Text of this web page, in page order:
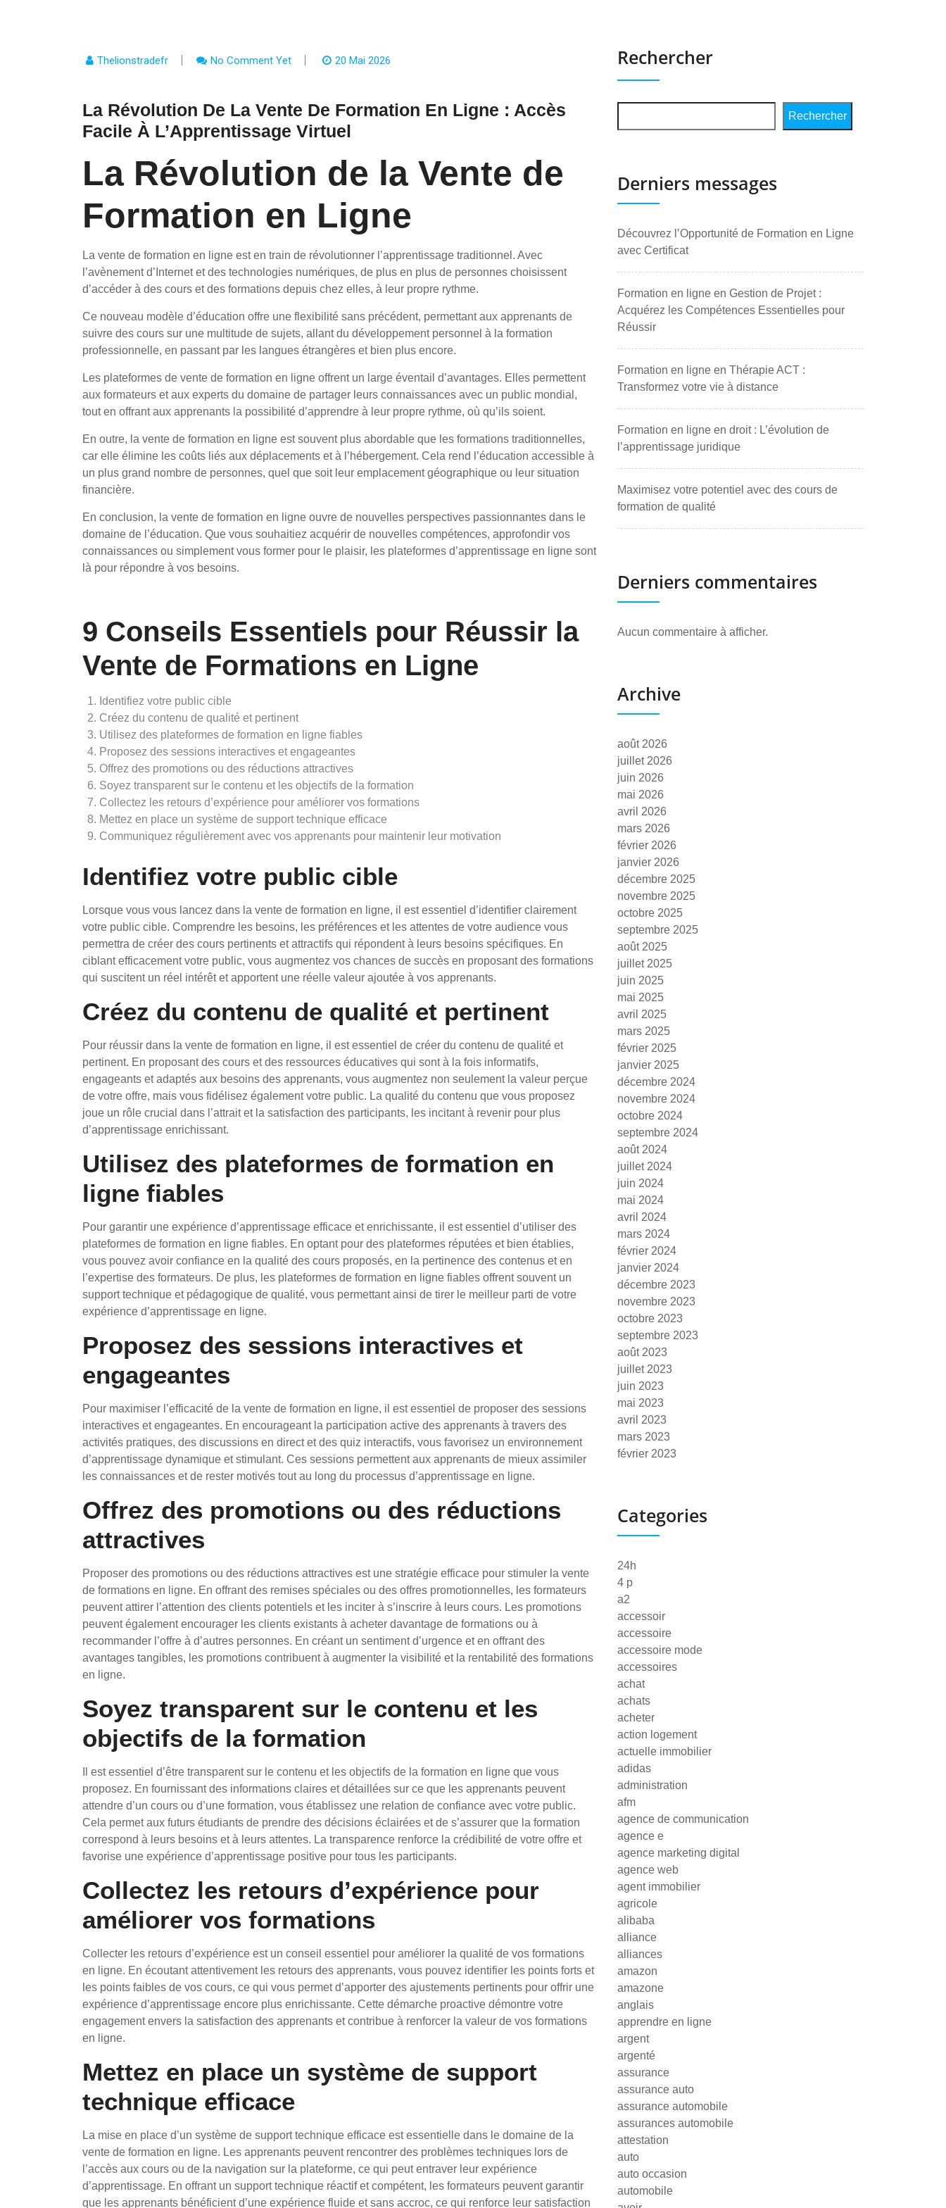
Thelionstradefr No Comment Yet 20 Mai 2026
La Révolution De La Vente De Formation En Ligne : Accès
Facile À L’Apprentissage Virtuel
La Révolution de la Vente de
Formation en Ligne
La vente de formation en ligne est en train de révolutionner l’apprentissage traditionnel. Avec
l’avènement d’Internet et des technologies numériques, de plus en plus de personnes choisissent
d’accéder à des cours et des formations depuis chez elles, à leur propre rythme.
Ce nouveau modèle d’éducation offre une flexibilité sans précédent, permettant aux apprenants de
suivre des cours sur une multitude de sujets, allant du développement personnel à la formation
professionnelle, en passant par les langues étrangères et bien plus encore.
Les plateformes de vente de formation en ligne offrent un large éventail d’avantages. Elles permettent
aux formateurs et aux experts du domaine de partager leurs connaissances avec un public mondial,
tout en offrant aux apprenants la possibilité d’apprendre à leur propre rythme, où qu’ils soient.
En outre, la vente de formation en ligne est souvent plus abordable que les formations traditionnelles,
car elle élimine les coûts liés aux déplacements et à l’hébergement. Cela rend l’éducation accessible à
un plus grand nombre de personnes, quel que soit leur emplacement géographique ou leur situation
financière.
En conclusion, la vente de formation en ligne ouvre de nouvelles perspectives passionnantes dans le
domaine de l’éducation. Que vous souhaitiez acquérir de nouvelles compétences, approfondir vos
connaissances ou simplement vous former pour le plaisir, les plateformes d’apprentissage en ligne sont
là pour répondre à vos besoins.
9 Conseils Essentiels pour Réussir la
Vente de Formations en Ligne
Identifiez votre public cible
Créez du contenu de qualité et pertinent
Utilisez des plateformes de formation en ligne fiables
Proposez des sessions interactives et engageantes
Offrez des promotions ou des réductions attractives
Soyez transparent sur le contenu et les objectifs de la formation
Collectez les retours d’expérience pour améliorer vos formations
Mettez en place un système de support technique efficace
Communiquez régulièrement avec vos apprenants pour maintenir leur motivation
Identifiez votre public cible
Lorsque vous vous lancez dans la vente de formation en ligne, il est essentiel d’identifier clairement
votre public cible. Comprendre les besoins, les préférences et les attentes de votre audience vous
permettra de créer des cours pertinents et attractifs qui répondent à leurs besoins spécifiques. En
ciblant efficacement votre public, vous augmentez vos chances de succès en proposant des formations
qui suscitent un réel intérêt et apportent une réelle valeur ajoutée à vos apprenants.
Créez du contenu de qualité et pertinent
Pour réussir dans la vente de formation en ligne, il est essentiel de créer du contenu de qualité et
pertinent. En proposant des cours et des ressources éducatives qui sont à la fois informatifs,
engageants et adaptés aux besoins des apprenants, vous augmentez non seulement la valeur perçue
de votre offre, mais vous fidélisez également votre public. La qualité du contenu que vous proposez
joue un rôle crucial dans l’attrait et la satisfaction des participants, les incitant à revenir pour plus
d’apprentissage enrichissant.
Utilisez des plateformes de formation en
ligne fiables
Pour garantir une expérience d’apprentissage efficace et enrichissante, il est essentiel d’utiliser des
plateformes de formation en ligne fiables. En optant pour des plateformes réputées et bien établies,
vous pouvez avoir confiance en la qualité des cours proposés, en la pertinence des contenus et en
l’expertise des formateurs. De plus, les plateformes de formation en ligne fiables offrent souvent un
support technique et pédagogique de qualité, vous permettant ainsi de tirer le meilleur parti de votre
expérience d’apprentissage en ligne.
Proposez des sessions interactives et
engageantes
Pour maximiser l’efficacité de la vente de formation en ligne, il est essentiel de proposer des sessions
interactives et engageantes. En encourageant la participation active des apprenants à travers des
activités pratiques, des discussions en direct et des quiz interactifs, vous favorisez un environnement
d’apprentissage dynamique et stimulant. Ces sessions permettent aux apprenants de mieux assimiler
les connaissances et de rester motivés tout au long du processus d’apprentissage en ligne.
Offrez des promotions ou des réductions
attractives
Proposer des promotions ou des réductions attractives est une stratégie efficace pour stimuler la vente
de formations en ligne. En offrant des remises spéciales ou des offres promotionnelles, les formateurs
peuvent attirer l’attention des clients potentiels et les inciter à s’inscrire à leurs cours. Les promotions
peuvent également encourager les clients existants à acheter davantage de formations ou à
recommander l’offre à d’autres personnes. En créant un sentiment d’urgence et en offrant des
avantages tangibles, les promotions contribuent à augmenter la visibilité et la rentabilité des formations
en ligne.
Soyez transparent sur le contenu et les
objectifs de la formation
Il est essentiel d’être transparent sur le contenu et les objectifs de la formation en ligne que vous
proposez. En fournissant des informations claires et détaillées sur ce que les apprenants peuvent
attendre d’un cours ou d’une formation, vous établissez une relation de confiance avec votre public.
Cela permet aux futurs étudiants de prendre des décisions éclairées et de s’assurer que la formation
correspond à leurs besoins et à leurs attentes. La transparence renforce la crédibilité de votre offre et
favorise une expérience d’apprentissage positive pour tous les participants.
Collectez les retours d’expérience pour
améliorer vos formations
Collecter les retours d’expérience est un conseil essentiel pour améliorer la qualité de vos formations
en ligne. En écoutant attentivement les retours des apprenants, vous pouvez identifier les points forts et
les points faibles de vos cours, ce qui vous permet d’apporter des ajustements pertinents pour offrir une
expérience d’apprentissage encore plus enrichissante. Cette démarche proactive démontre votre
engagement envers la satisfaction des apprenants et contribue à renforcer la valeur de vos formations
en ligne.
Mettez en place un système de support
technique efficace
La mise en place d’un système de support technique efficace est essentielle dans le domaine de la
vente de formation en ligne. Les apprenants peuvent rencontrer des problèmes techniques lors de
l’accès aux cours ou de la navigation sur la plateforme, ce qui peut entraver leur expérience
d’apprentissage. En offrant un support technique réactif et compétent, les formateurs peuvent garantir
que les apprenants bénéficient d’une expérience fluide et sans accroc, ce qui renforce leur satisfaction
Rechercher
Rechercher
Derniers messages
Découvrez l’Opportunité de Formation en Ligne
avec Certificat
Formation en ligne en Gestion de Projet :
Acquérez les Compétences Essentielles pour
Réussir
Formation en ligne en Thérapie ACT :
Transformez votre vie à distance
Formation en ligne en droit : L’évolution de
l’apprentissage juridique
Maximisez votre potentiel avec des cours de
formation de qualité
Derniers commentaires
Aucun commentaire à afficher.
Archive
août 2026
juillet 2026
juin 2026
mai 2026
avril 2026
mars 2026
février 2026
janvier 2026
décembre 2025
novembre 2025
octobre 2025
septembre 2025
août 2025
juillet 2025
juin 2025
mai 2025
avril 2025
mars 2025
février 2025
janvier 2025
décembre 2024
novembre 2024
octobre 2024
septembre 2024
août 2024
juillet 2024
juin 2024
mai 2024
avril 2024
mars 2024
février 2024
janvier 2024
décembre 2023
novembre 2023
octobre 2023
septembre 2023
août 2023
juillet 2023
juin 2023
mai 2023
avril 2023
mars 2023
février 2023
Categories
24h
4 p
a2
accessoir
accessoire
accessoire mode
accessoires
achat
achats
acheter
action logement
actuelle immobilier
adidas
administration
afm
agence de communication
agence e
agence marketing digital
agence web
agent immobilier
agricole
alibaba
alliance
alliances
amazon
amazone
anglais
apprendre en ligne
argent
argenté
assurance
assurance auto
assurance automobile
assurances automobile
attestation
auto
auto occasion
automobile